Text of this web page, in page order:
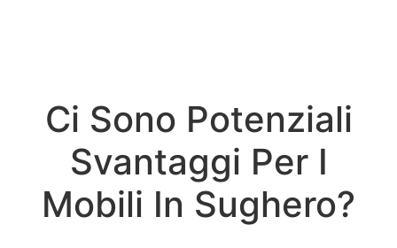
Ci Sono Potenziali
Svantaggi Per I
Mobili In Sughero?